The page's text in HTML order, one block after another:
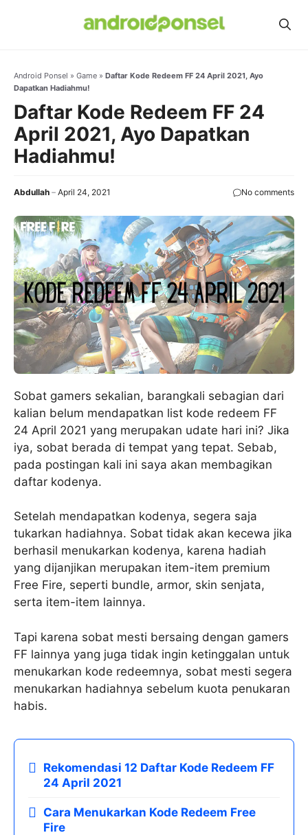
Android Ponsel » Game » Daftar Kode Redeem FF 24 April 2021, Ayo
Dapatkan Hadiahmu!
Daftar Kode Redeem FF 24
April 2021, Ayo Dapatkan
Hadiahmu!
Abdullah April 24, 2021 No comments
Sobat gamers sekalian, barangkali sebagian dari
kalian belum mendapatkan list kode redeem FF
24 April 2021 yang merupakan udate hari ini? Jika
iya, sobat berada di tempat yang tepat. Sebab,
pada postingan kali ini saya akan membagikan
daftar kodenya.
Setelah mendapatkan kodenya, segera saja
tukarkan hadiahnya. Sobat tidak akan kecewa jika
berhasil menukarkan kodenya, karena hadiah
yang dijanjikan merupakan item-item premium
Free Fire, seperti bundle, armor, skin senjata,
serta item-item lainnya.
Tapi karena sobat mesti bersaing dengan gamers
FF lainnya yang juga tidak ingin ketinggalan untuk
menukarkan kode redeemnya, sobat mesti segera
menukarkan hadiahnya sebelum kuota penukaran
habis.
Rekomendasi 12 Daftar Kode Redeem FF
24 April 2021
Cara Menukarkan Kode Redeem Free
Fire